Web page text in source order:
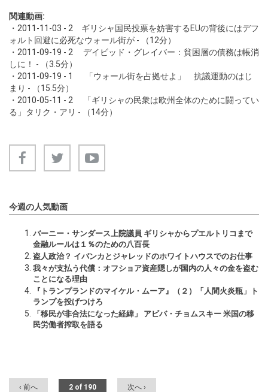
関連動画:
・ 2011-11-03 - 2 ギリシャ国民投票を妨害するEUの背後にはデフ
ォルト回避に必死なウォール街が - （12分）
・ 2011-09-19 - 2 デイビッド・グレイバー：貧困層の債務は帳消
しに！ - （3.5分）
・ 2011-09-19 - 1
「ウォール街を占拠せよ」 抗議運動のはじ
まり - （15.5分）
・ 2010-05-11 - 2 「ギリシャの民衆は欧州全体のために闘ってい
る」タリク・アリ - （14分）
今週の人気動画
バーニー・サンダース上院議員 ギリシャからプエルトリコまで
金融ルールは１％のための八百長
盗人政治？ イバンカとジャレッドのホワイトハウスでのお仕事
我々が支払う代償：オフショア資産隠しが国内の人々の金を盗む
ことになる理由
『トランプランドのマイケル・ムーア』（２）「人間火炎瓶」ト
ランプを投げつけろ
「移民が非合法になった経緯」 アビバ・チョムスキー 米国の移
民労働者搾取を語る
‹ 前へ 2 of 190 次へ ›